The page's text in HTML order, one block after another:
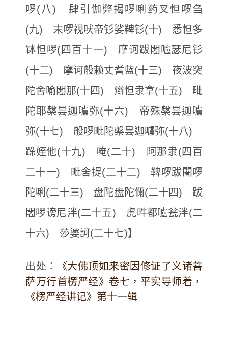
啰(八) 肆引伽弊揭啰唎药叉怛啰刍
(九) 末啰视吠帝钐娑鞞钐(十) 悉怛多
钵怛啰(四百十一) 摩诃跋闍嚧瑟尼钐
(十二) 摩诃般赖丈耆蓝(十三) 夜波突
陀舍喻闍那(十四) 辫怛隶拿(十五) 毗
陀耶槃昙迦嚧弥(十六) 帝殊槃昙迦嚧
弥(十七) 般啰毗陀槃昙迦嚧弥(十八)
跺姪他(十九) 唵(二十) 阿那隶(四百
二十一) 毗舍提(二十二) 鞞啰跋闍啰
陀唎(二十三) 盘陀盘陀儞(二十四) 跋
闍啰谤尼泮(二十五) 虎吽都嚧瓮泮(二
十六) 莎婆訶(二十七)】
出处：
《大佛顶如来密因修证了义诸菩
萨万行首楞严经》卷七，平实导师着，
《楞严经讲记》第十一辑